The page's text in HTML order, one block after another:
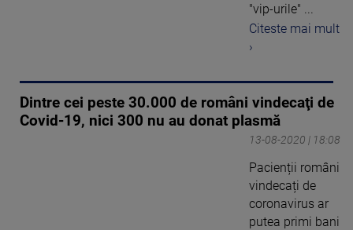
"vip-urile" ...
Citeste mai mult
›
Dintre cei peste 30.000 de români vindecaţi de
Covid-19, nici 300 nu au donat plasmă
13-08-2020 | 18:08
Pacienții români
vindecați de
coronavirus ar
putea primi bani